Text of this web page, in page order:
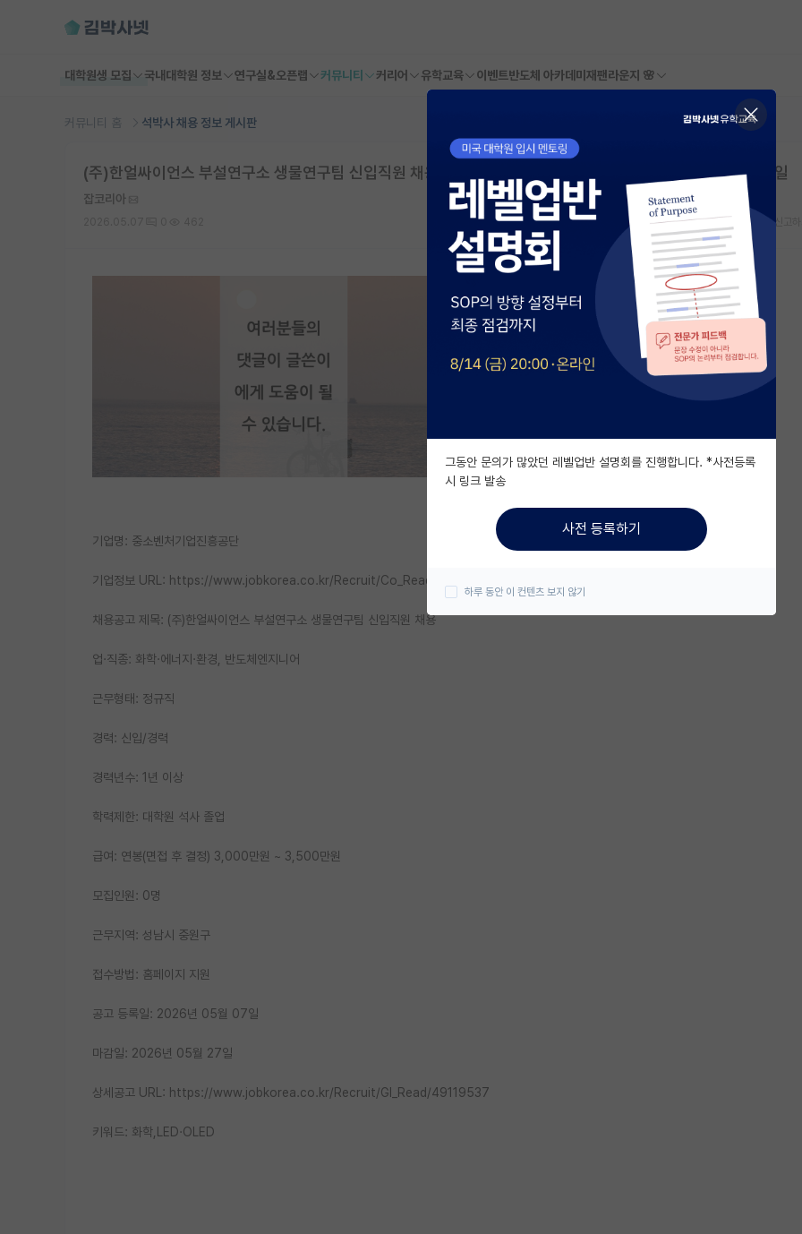
대학원생 모집 국내대학원 정보 연구실&오픈랩 커뮤니티 커리어 유학교육 이벤트반도체 아카데미 재팬라운지 🌸
커뮤니티 홈 석박사 채용 정보 게시판
(주)한얼싸이언스 부설연구소 생물연구팀 신입직원 채용 | 중소벤처기업진흥공단 | 마감일: 2026년 05월 27일
잡코리아
스크랩 신고하
기업명: 중소벤처기업진흥공단
기업정보 URL: https://www.jobkorea.co.kr/Recruit/Co_Read/C/kosme410
채용공고 제목: (주)한얼싸이언스 부설연구소 생물연구팀 신입직원 채용
업·직종: 화학·에너지·환경, 반도체엔지니어
근무형태: 정규직
경력: 신입/경력
경력년수: 1년 이상
학력제한: 대학원 석사 졸업
급여: 연봉(면접 후 결정) 3,000만원 ~ 3,500만원
모집인원: 0명
근무지역: 성남시 중원구
접수방법: 홈페이지 지원
공고 등록일: 2026년 05월 07일
마감일: 2026년 05월 27일
상세공고 URL: https://www.jobkorea.co.kr/Recruit/GI_Read/49119537
키워드: 화학,LED·OLED
그동안 문의가 많았던 레벨업반 설명회를 진행합니다. *사전등록
시 링크 발송
사전 등록하기
하루 동안 이 컨텐츠 보지 않기